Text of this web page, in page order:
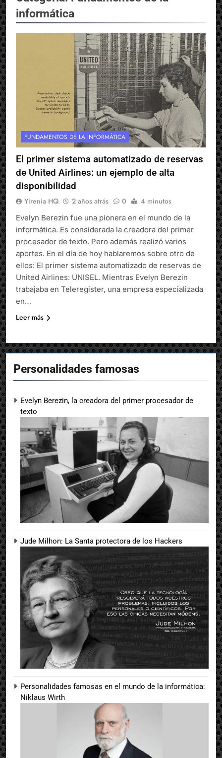
Personalidades famosas
Evelyn Berezin, la creadora del primer procesador de
texto
Jude Milhon: La Santa protectora de los Hackers
Personalidades famosas en el mundo de la informática:
Niklaus Wirth
informática
FUNDAMENTOS DE LA INFORMÁTICA
El primer sistema automatizado de reservas
de United Airlines: un ejemplo de alta
disponibilidad
Yirenia HQ 2 años atrás 0 4 minutos
Evelyn Berezin fue una pionera en el mundo de la
informática. Es considerada la creadora del primer
procesador de texto. Pero además realizó varios
aportes. En el día de hoy hablaremos sobre otro de
ellos: El primer sistema automatizado de reservas de
United Airlines: UNISEL. Mientras Evelyn Berezin
trabajaba en Teleregister, una empresa especializada
en…
Leer más